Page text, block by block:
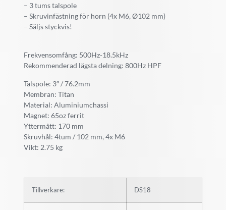
– 3 tums talspole
– Skruvinfästning för horn (4x M6, Ø102 mm)
– Säljs styckvis!
Frekvensomfång: 500Hz-18.5kHz
Rekommenderad lägsta delning: 800Hz HPF
Talspole: 3″ / 76.2mm
Membran: Titan
Material: Aluminiumchassi
Magnet: 65oz ferrit
Yttermått: 170 mm
Skruvhål: 4tum / 102 mm, 4x M6
Vikt: 2.75 kg
Tillverkare: DS18